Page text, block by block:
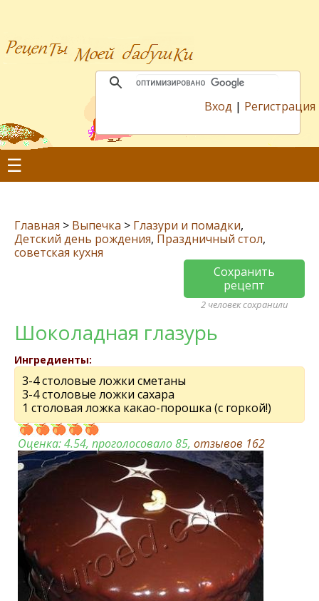
Вход | Регистрация
☰
Главная > Выпечка > Глазури и помадки,
Детский день рождения, Праздничный стол,
советская кухня
Сохранить
рецепт
2 человек сохранили
Шоколадная глазурь
Ингредиенты:
3-4 столовые ложки сметаны
3-4 столовые ложки сахара
1 столовая ложка какао-порошка (с горкой!)
Оценка:4.54, проголосовало 85, отзывов 162